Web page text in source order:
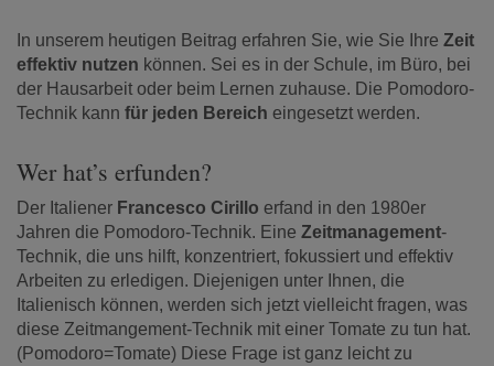
In unserem heutigen Beitrag erfahren Sie, wie Sie Ihre Zeit
effektiv nutzen können. Sei es in der Schule, im Büro, bei
der Hausarbeit oder beim Lernen zuhause. Die Pomodoro-
Technik kann für jeden Bereich eingesetzt werden.
Wer hat’s erfunden?
Der Italiener Francesco Cirillo erfand in den 1980er
Jahren die Pomodoro-Technik. Eine Zeitmanagement-
Technik, die uns hilft, konzentriert, fokussiert und effektiv
Arbeiten zu erledigen. Diejenigen unter Ihnen, die
Italienisch können, werden sich jetzt vielleicht fragen, was
diese Zeitmangement-Technik mit einer Tomate zu tun hat.
(Pomodoro=Tomate) Diese Frage ist ganz leicht zu